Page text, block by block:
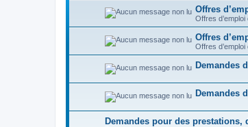
Offres
Offres
Offres
Offres
Demandes
Demandes
Demandes pour des prestations,